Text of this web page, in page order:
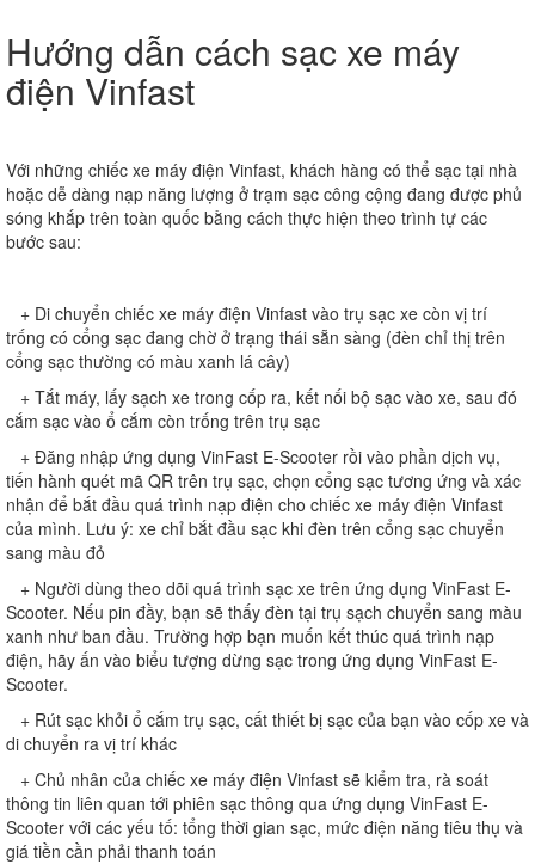
Hướng dẫn cách sạc xe máy
điện Vinfast
Với những chiếc xe máy điện Vinfast, khách hàng có thể sạc tại nhà
hoặc dễ dàng nạp năng lượng ở trạm sạc công cộng đang được phủ
sóng khắp trên toàn quốc bằng cách thực hiện theo trình tự các
bước sau:
+ Di chuyển chiếc xe máy điện Vinfast vào trụ sạc xe còn vị trí
trống có cổng sạc đang chờ ở trạng thái sẵn sàng (đèn chỉ thị trên
cổng sạc thường có màu xanh lá cây)
+ Tắt máy, lấy sạch xe trong cốp ra, kết nối bộ sạc vào xe, sau đó
cắm sạc vào ổ cắm còn trống trên trụ sạc
+ Đăng nhập ứng dụng VinFast E-Scooter rồi vào phần dịch vụ,
tiến hành quét mã QR trên trụ sạc, chọn cổng sạc tương ứng và xác
nhận để bắt đầu quá trình nạp điện cho chiếc xe máy điện Vinfast
của mình. Lưu ý: xe chỉ bắt đầu sạc khi đèn trên cổng sạc chuyển
sang màu đỏ
+ Người dùng theo dõi quá trình sạc xe trên ứng dụng VinFast E-
Scooter. Nếu pin đầy, bạn sẽ thấy đèn tại trụ sạch chuyển sang màu
xanh như ban đầu. Trường hợp bạn muốn kết thúc quá trình nạp
điện, hãy ấn vào biểu tượng dừng sạc trong ứng dụng VinFast E-
Scooter.
+ Rút sạc khỏi ổ cắm trụ sạc, cất thiết bị sạc của bạn vào cốp xe và
di chuyển ra vị trí khác
+ Chủ nhân của chiếc xe máy điện Vinfast sẽ kiểm tra, rà soát
thông tin liên quan tới phiên sạc thông qua ứng dụng VinFast E-
Scooter với các yếu tố: tổng thời gian sạc, mức điện năng tiêu thụ và
giá tiền cần phải thanh toán